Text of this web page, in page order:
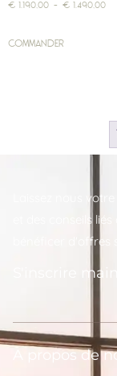
€ 1.190,00 – € 1.490,00
COMMANDER
Laissez nous
et des conseils
bénéficer
S'inscrire
A propos de